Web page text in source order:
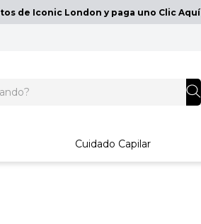
de Iconic London y paga uno Clic Aquí
Cuidado Capilar